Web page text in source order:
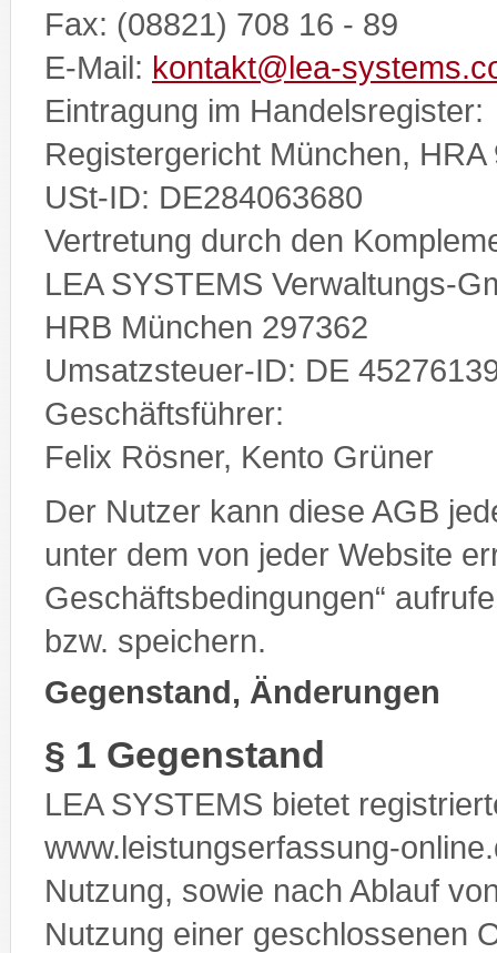
Fax: (08821) 708 16 - 89
E-Mail: kontakt@lea-
Eintragung im Handelsregister:
Registergericht München, HRA
USt-ID: DE284063680
Vertretung durch den
LEA SYSTEMS Verwaltungs-
HRB München 297362
Umsatzsteuer-ID: DE
Geschäftsführer:
Felix Rösner, Kento Grüner
Der Nutzer kann diese AGB
unter dem von jeder Website
Geschäftsbedingungen“
bzw. speichern.
Gegenstand, Änderungen
§ 1 Gegenstand
LEA SYSTEMS bietet
www.leistungserfassung-
Nutzung, sowie nach Ablauf
Nutzung einer geschlossenen